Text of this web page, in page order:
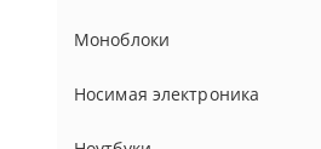
Моноблоки
Носимая электроника